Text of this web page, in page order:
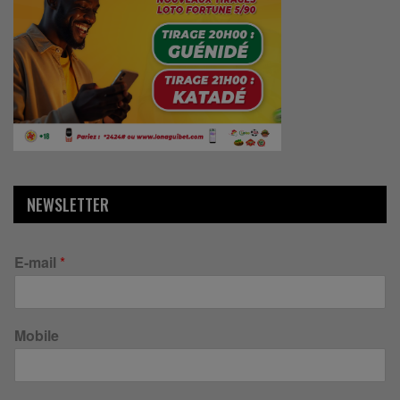
NEWSLETTER
E-mail *
Mobile